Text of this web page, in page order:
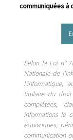
communiquées à
Selon la Loi n°
Nationale de
l'informatique,
titulaire du
complétées,
informations le
équivoques,
communication